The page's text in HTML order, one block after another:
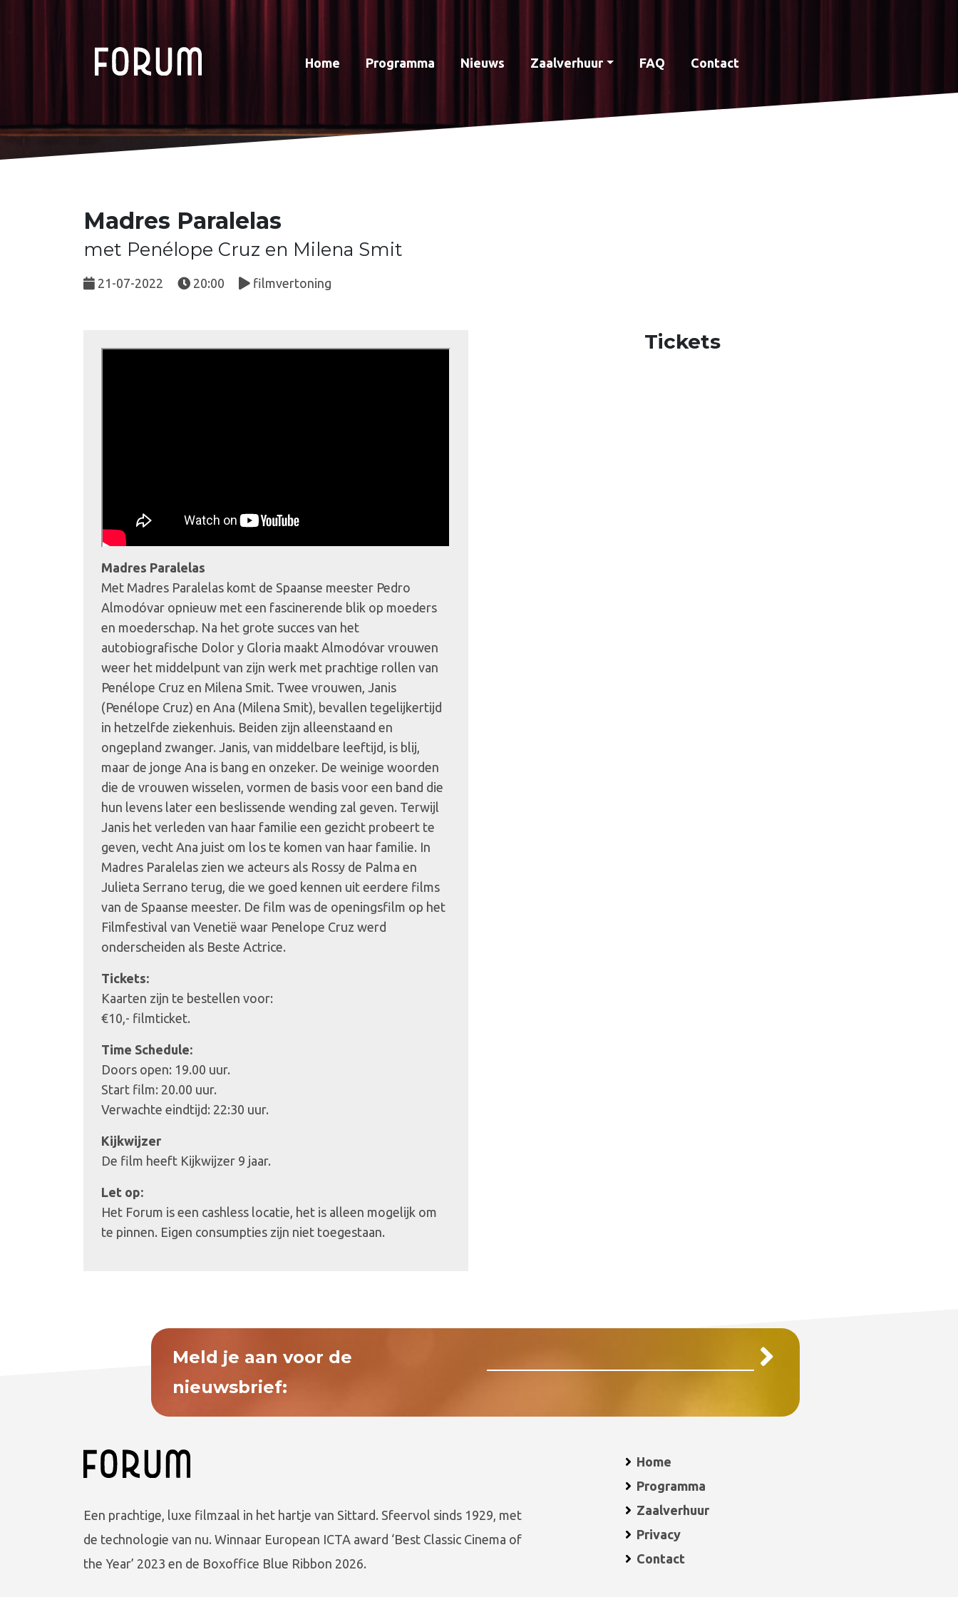
Home Programma Nieuws Zaalverhuur FAQ Contact
Madres Paralelas
met Penélope Cruz en Milena Smit
21-07-2022 20:00 filmvertoning
Madres Paralelas
Met Madres Paralelas komt de Spaanse meester Pedro
Almodóvar opnieuw met een fascinerende blik op moeders
en moederschap. Na het grote succes van het
autobiografische Dolor y Gloria maakt Almodóvar vrouwen
weer het middelpunt van zijn werk met prachtige rollen van
Penélope Cruz en Milena Smit. Twee vrouwen, Janis
(Penélope Cruz) en Ana (Milena Smit), bevallen tegelijkertijd
in hetzelfde ziekenhuis. Beiden zijn alleenstaand en
ongepland zwanger. Janis, van middelbare leeftijd, is blij,
maar de jonge Ana is bang en onzeker. De weinige woorden
die de vrouwen wisselen, vormen de basis voor een band die
hun levens later een beslissende wending zal geven. Terwijl
Janis het verleden van haar familie een gezicht probeert te
geven, vecht Ana juist om los te komen van haar familie. In
Madres Paralelas zien we acteurs als Rossy de Palma en
Julieta Serrano terug, die we goed kennen uit eerdere films
van de Spaanse meester. De film was de openingsfilm op het
Filmfestival van Venetië waar Penelope Cruz werd
onderscheiden als Beste Actrice.
Tickets:
Kaarten zijn te bestellen voor:
€10,- filmticket.
Time Schedule:
Doors open: 19.00 uur.
Start film: 20.00 uur.
Verwachte eindtijd: 22:30 uur.
Kijkwijzer
De film heeft Kijkwijzer 9 jaar.
Let op:
Het Forum is een cashless locatie, het is alleen mogelijk om
te pinnen. Eigen consumpties zijn niet toegestaan.
Tickets
Meld je aan voor de
nieuwsbrief:
Een prachtige, luxe filmzaal in het hartje van Sittard. Sfeervol sinds 1929, met
de technologie van nu. Winnaar European ICTA award ‘Best Classic Cinema of
the Year’ 2023 en de Boxoffice Blue Ribbon 2026.
Home
Programma
Zaalverhuur
Privacy
Contact